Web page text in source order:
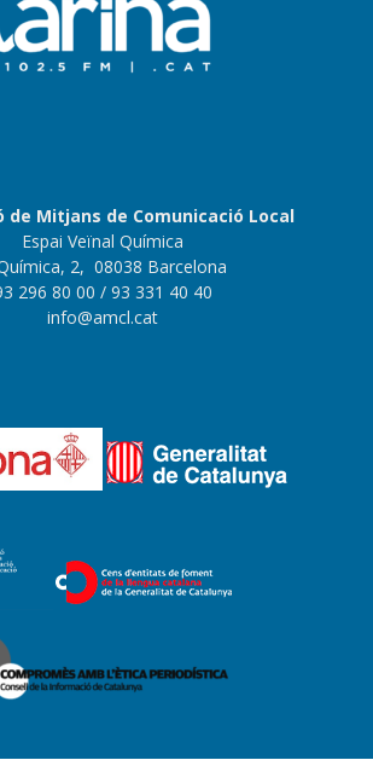
de Mitjans de Comunicació Local
Espai Veïnal Química
2, 08038 Barcelona
296 80 00 / 93 331 40 40
info@amcl.cat